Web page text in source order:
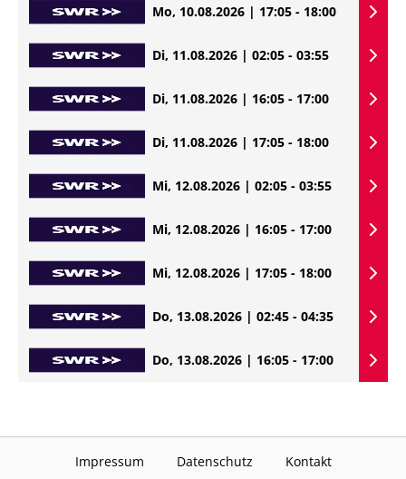
Mo, 10.08.2026 | 17:05 - 18:00
Di, 11.08.2026 | 02:05 - 03:55
Di, 11.08.2026 | 16:05 - 17:00
Di, 11.08.2026 | 17:05 - 18:00
Mi, 12.08.2026 | 02:05 - 03:55
Mi, 12.08.2026 | 16:05 - 17:00
Mi, 12.08.2026 | 17:05 - 18:00
Do, 13.08.2026 | 02:45 - 04:35
Do, 13.08.2026 | 16:05 - 17:00
Impressum Datenschutz Kontakt